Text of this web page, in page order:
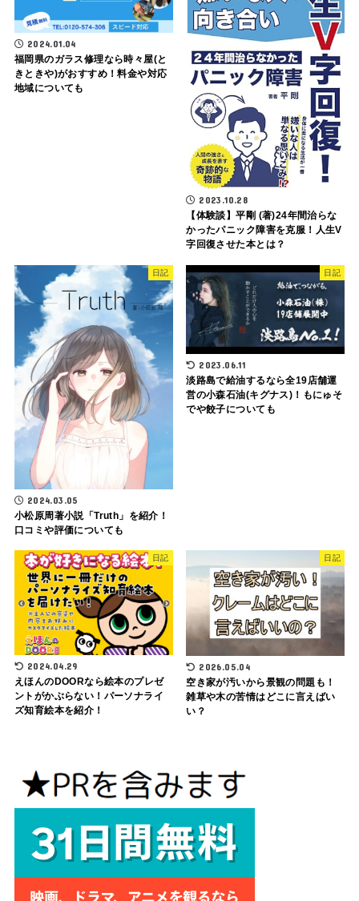
2024.01.04
福岡県のガラス修理なら時々屋(と
きときや)がおすすめ！料金や対応
地域についても
2023.10.28
【体験談】平剛 (著)24年間治らな
かったパニック障害を克服！人生V
字回復させた本とは？
日記
2024.03.05
小松原周著小説「Truth」を紹介！
口コミや評価についても
日記
2023.06.11
淡路島で給油するなら全19店舗運
営の小森石油(キグナス)！もにゅそ
でや餃子についても
日記
2024.04.29
えほんのDOORなら絵本のプレゼ
ントがかぶらない！パーソナライ
ズ知育絵本を紹介！
日記
2026.05.04
空き家が汚いから景観の問題も！
雑草や木の苦情はどこに言えばい
い？